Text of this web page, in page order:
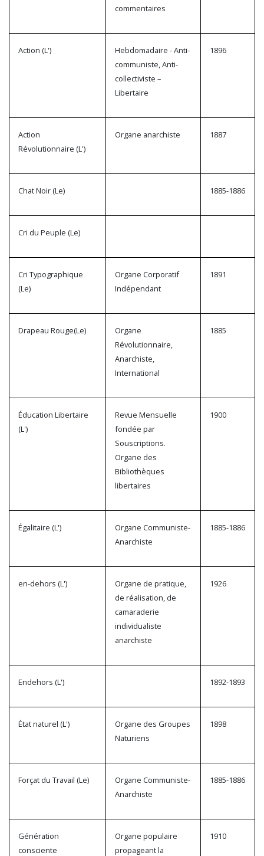
commentaires
Action (L')
Hebdomadaire - Anti-
communiste, Anti-
collectiviste –
Libertaire
1896
Action
Révolutionnaire (L')
Organe anarchiste 1887
Chat Noir (Le) 1885-1886
Cri du Peuple (Le)
Cri Typographique
(Le)
Organe Corporatif
Indépendant
1891
Drapeau Rouge(Le)
Organe
Révolutionnaire,
Anarchiste,
International
1885
Éducation Libertaire
(L')
Revue Mensuelle
fondée par
Souscriptions.
Organe des
Bibliothèques
libertaires
1900
Égalitaire (L')
Organe Communiste-
Anarchiste
1885-1886
en-dehors (L')
Organe de pratique,
de réalisation, de
camaraderie
individualiste
anarchiste
1926
Endehors (L') 1892-1893
État naturel (L')
Organe des Groupes
Naturiens
1898
Forçat du Travail (Le)
Organe Communiste-
Anarchiste
1885-1886
Génération
consciente
Organe populaire
propageant la
1910